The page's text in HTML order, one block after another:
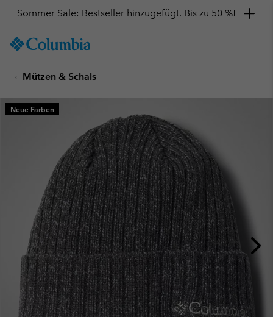
TO
SKIP
MAIN
NAV
SEARCH
Sommer Sale: Bestseller hinzugefügt. Bis zu 50 %!
Mützen & Schals
Neue Farben